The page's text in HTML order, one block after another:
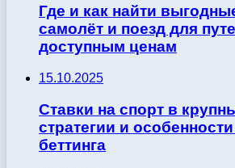
Где и как найти
самолёт и поезд для
доступным ценам
15.10.2025
Ставки на спорт в
стратегии и
беттинга